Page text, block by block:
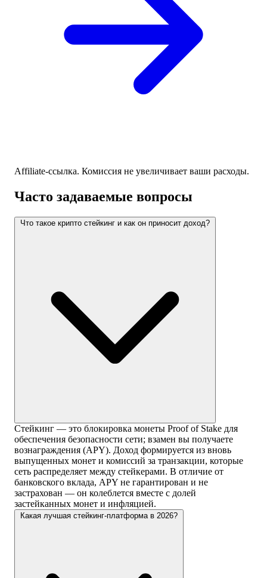
Affiliate-ссылка. Комиссия не увеличивает ваши расходы.
Часто задаваемые вопросы
Что такое крипто стейкинг и как он приносит доход?
Стейкинг — это блокировка монеты Proof of Stake для
обеспечения безопасности сети; взамен вы получаете
вознаграждения (APY). Доход формируется из вновь
выпущенных монет и комиссий за транзакции, которые
сеть распределяет между стейкерами. В отличие от
банковского вклада, APY не гарантирован и не
застрахован — он колеблется вместе с долей
застейканных монет и инфляцией.
Какая лучшая стейкинг-платформа в 2026?